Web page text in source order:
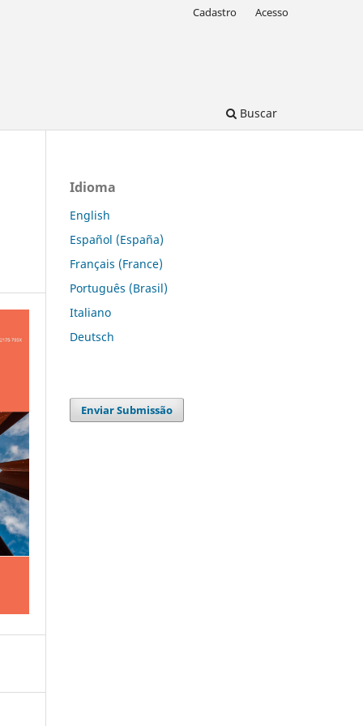
Buscar
Cadastro Acesso
Idioma
English
Español (España)
Français (France)
Português (Brasil)
Italiano
Deutsch
Enviar Submissão